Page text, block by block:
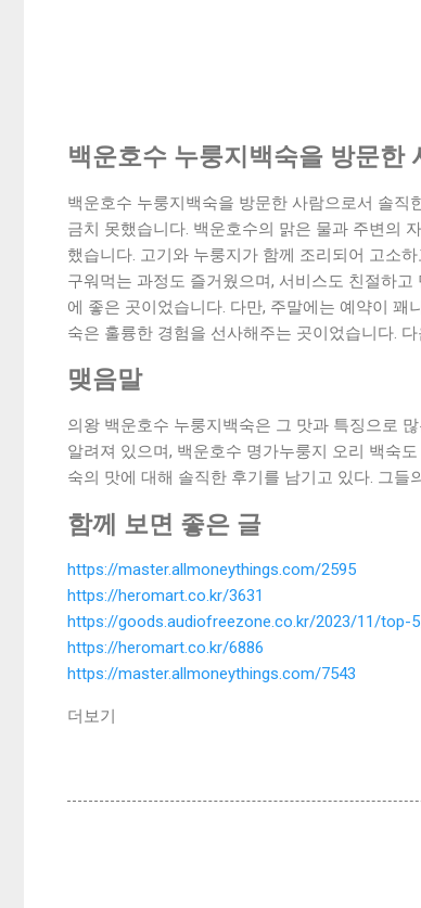
백운호수 누룽지백숙을 방문한
백운호수 누룽지백숙을 방문한 사람으로서 솔직
금치 못했습니다. 백운호수의 맑은 물과 주변의
했습니다. 고기와 누룽지가 함께 조리되어 고소
구워먹는 과정도 즐거웠으며, 서비스도 친절하
에 좋은 곳이었습니다. 다만, 주말에는 예약이
숙은 훌륭한 경험을 선사해주는 곳이었습니다.
맺음말
의왕 백운호수 누룽지백숙은 그 맛과 특징으로
알려져 있으며, 백운호수 명가누룽지 오리 백숙
숙의 맛에 대해 솔직한 후기를 남기고 있다. 그
함께 보면 좋은 글
https://master.allmoneythings.com/2595
https://heromart.co.kr/3631
https://goods.audiofreezone.co.kr/2023/11/top-
https://heromart.co.kr/6886
https://master.allmoneythings.com/7543
더보기